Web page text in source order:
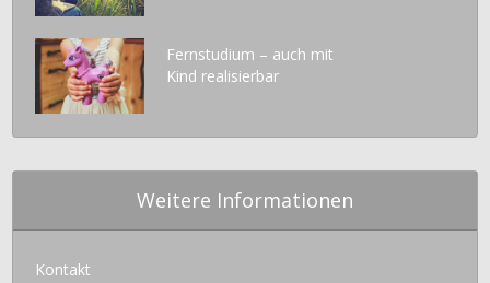
Fernstudium – auch mit
Kind realisierbar
Weitere Informationen
Kontakt